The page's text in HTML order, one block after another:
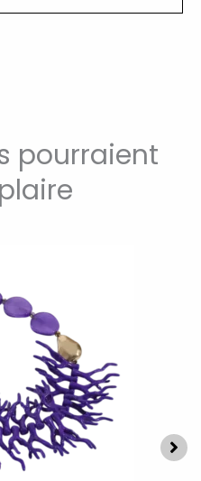
pourraient
variations.
Les
options
peuvent
être